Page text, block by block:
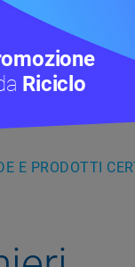
Riciclo
E PRODOTTI